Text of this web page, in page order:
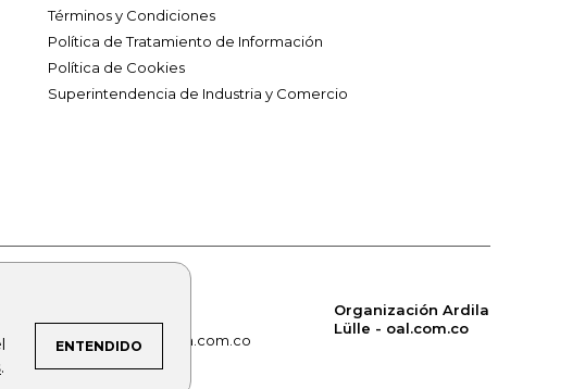
.
ENTENDIDO
Términos y Condiciones
Política de Tratamiento de Información
Política de Cookies
Superintendencia de Industria y Comercio
lafm.com.co
alerta.com.co
Organización Ardila
Lülle - oal.com.co